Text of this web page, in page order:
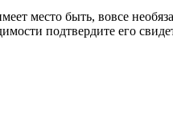
место быть, вовсе
подтвердите его